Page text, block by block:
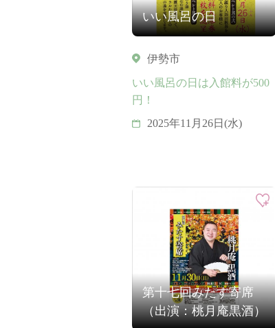
いい風呂の日
伊勢市
いい風呂の日は入館料が500
円！
2025年11月26日(水)
第十七回みたす寄席
（出演：桃月庵黒酒）